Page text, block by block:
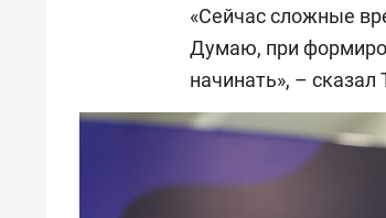
«Сейчас сложные
Думаю, при
начинать», –